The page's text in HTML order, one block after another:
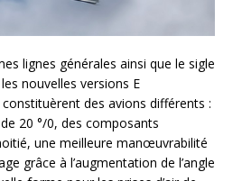
lignes générales ainsi que le sigle
nouvelles versions E
des avions différents :
20 °/0, des composants
une meilleure manœuvrabilité
grâce à l’augmentation de l’angle